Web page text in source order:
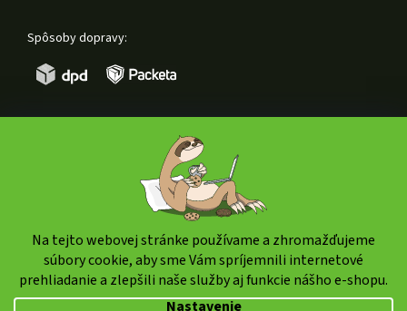
Na tejto webovej stránke používame a zhromažďujeme
súbory cookie, aby sme Vám spríjemnili internetové
prehliadanie a zlepšili naše služby aj funkcie nášho e-shopu.
Nastavenie
Spôsoby dopravy:
Copyright 2026weedshop.sk. Všetky práva vyhradené.